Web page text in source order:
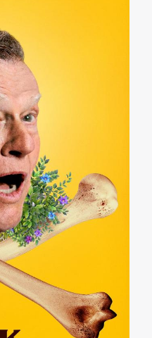
Jane jedoch zur
zur Herrscherin über
Geschichte eines
für neun Tagen
eine historische